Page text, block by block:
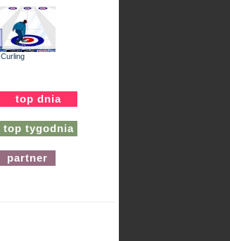
Curling
top dnia
top tygodnia
partner